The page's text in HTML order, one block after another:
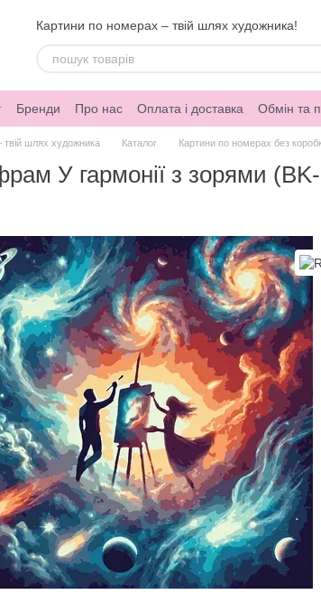
Картини по номерах – твій шлях художника!
Бренди Про нас Оплата і доставка Обмін та
шлях художника Каталог Картини по номерах без
У гармонії з зорями